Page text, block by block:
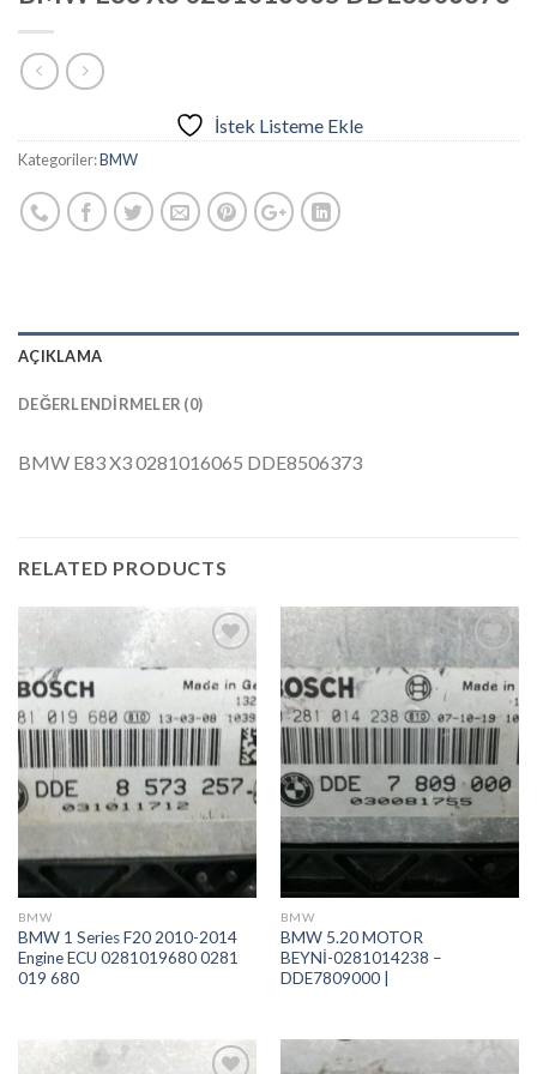
İstek Listeme Ekle
Kategoriler:BMW
AÇIKLAMA
DEĞERLENDIRMELER (0)
BMW E83 X3 0281016065 DDE8506373
RELATED PRODUCTS
Listeme
Ekle
BMW
BMW 1 Series F20 2010-2014
Engine ECU 0281019680 0281
019 680
Listeme
Ekle
BMW
BMW 5.20 MOTOR
BEYNİ-0281014238 –
DDE7809000 |